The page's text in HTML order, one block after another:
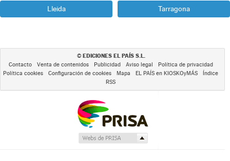
Lleida Tarragona
© EDICIONES EL PAÍS S.L.
Contacto Venta de contenidos Publicidad Aviso legal
Política de privacidad
Política cookies
Configuración de cookies Mapa EL PAÍS en KIOSKOyMÁS
Índice
RSS